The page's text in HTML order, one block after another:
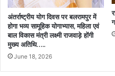
अंतर्राष्ट्रीय योग दिवस पर बलरामपुर में
होगा भव्य सामूहिक योगाभ्यास, महिला एवं
बाल विकास मंत्री लक्ष्मी राजवाड़े होंगी
मुख्य अतिथि…..
June 18, 2026